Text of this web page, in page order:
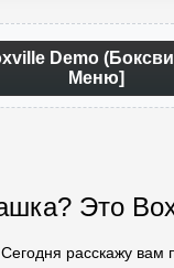
Demo
Меню]
Это
расскажу вам